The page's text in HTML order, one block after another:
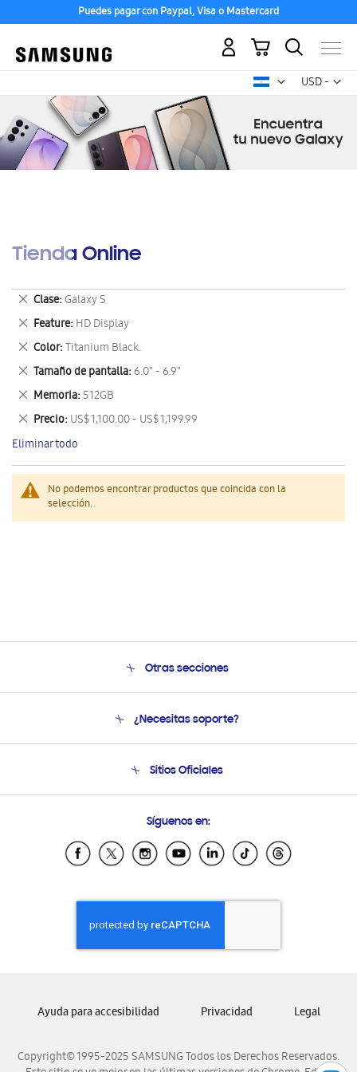
Puedes pagar con Paypal, Visa o Mastercard
USD -
dólar
Mi carrito
Tienda Online
No podemos encontrar productos que coincida con la
selección.
Clase Galaxy S
Eliminar
este
artículo
Feature HD Display
Eliminar
este
artículo
Color Titanium Black.
Eliminar
este
artículo
Tamaño de pantalla 6.0" - 6.9"
Eliminar
este
artículo
Memoria 512GB
Eliminar
este
artículo
Precio US$ 1,100.00 - US$ 1,199.99
Eliminar
este
artículo
Eliminar todo
Otras secciones
Soporte
¿Necesitas soporte?
Soporte vía eMail
Sitios Oficiales
Samsung Ecuador
Samsung El Salvador
Samsung Honduras
Samsung Nicaragua
Samsung Panamá
Samsung Venezuela
Síguenos en:
Copyright© 1995-2025 SAMSUNG Todos los Derechos Reservados.
Ayuda para accesibilidad Privacidad Legal